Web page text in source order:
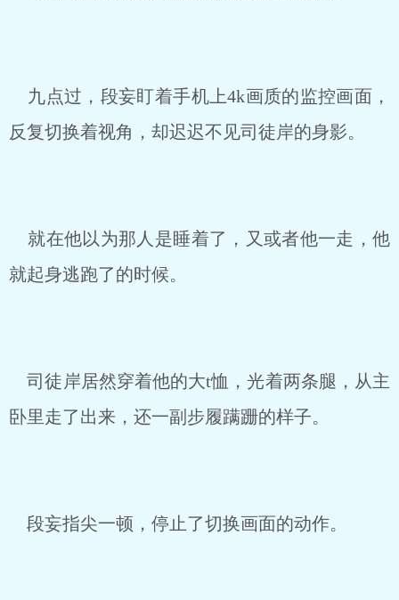
九点过，段妄盯着手机上4k画质的监控画面，
反复切换着视角，却迟迟不见司徒岸的身影。
就在他以为那人是睡着了，又或者他一走，他
就起身逃跑了的时候。
司徒岸居然穿着他的大t恤，光着两条腿，从主
卧里走了出来，还一副步履蹒跚的样子。
段妄指尖一顿，停止了切换画面的动作。